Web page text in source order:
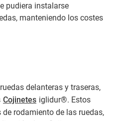
pudiera instalarse
manteniendo los costes
delanteras y traseras,
Cojinetes iglidur®. Estos
rodamiento de las ruedas,